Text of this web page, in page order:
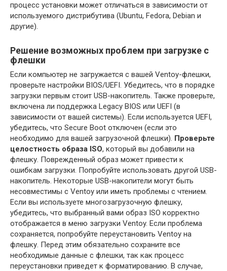
процесс установки может отличаться в зависимости от
используемого дистрибутива (Ubuntu, Fedora, Debian и
другие).
Решение возможных проблем при загрузке с
флешки
Если компьютер не загружается с вашей Ventoy-флешки,
проверьте настройки BIOS/UEFI. Убедитесь, что в порядке
загрузки первым стоит USB-накопитель. Также проверьте,
включена ли поддержка Legacy BIOS или UEFI (в
зависимости от вашей системы). Если используется UEFI,
убедитесь, что Secure Boot отключен (если это
необходимо для вашей загрузочной флешки). Проверьте
целостность образа ISO, который вы добавили на
флешку. Поврежденный образ может привести к
ошибкам загрузки. Попробуйте использовать другой USB-
накопитель. Некоторые USB-накопители могут быть
несовместимы с Ventoy или иметь проблемы с чтением.
Если вы используете многозагрузочную флешку,
убедитесь, что выбранный вами образ ISO корректно
отображается в меню загрузки Ventoy. Если проблема
сохраняется, попробуйте переустановить Ventoy на
флешку. Перед этим обязательно сохраните все
необходимые данные с флешки, так как процесс
переустановки приведет к форматированию. В случае,